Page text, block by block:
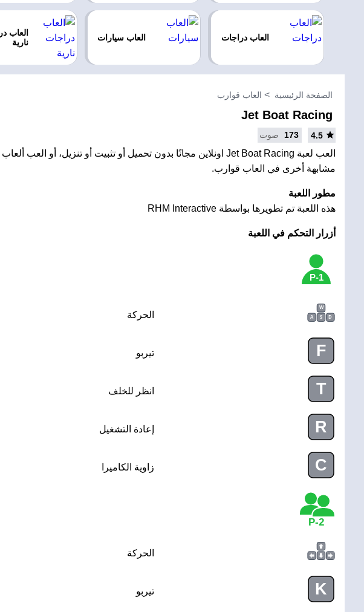
العاب دراجات العاب سيارات
العاب
نارية
الصفحة الرئيسية العاب قوارب
Jet Boat Racing
4.5
173 صوت
العب لعبة Jet Boat Racing اونلاين مجانًا بدون تحميل أو تثبيت أو تنزيل، أو العب ألعاب
مشابهة أخرى في العاب قوارب.
مطور اللعبة
هذه اللعبة تم تطويرها بواسطة RHM Interactive
أزرار التحكم في اللعبة
1-P
W
A
S D الحركة
F تيربو
T انظر للخلف
R إعادة التشغيل
C زاوية الكاميرا
2-P
الحركة
K تيربو